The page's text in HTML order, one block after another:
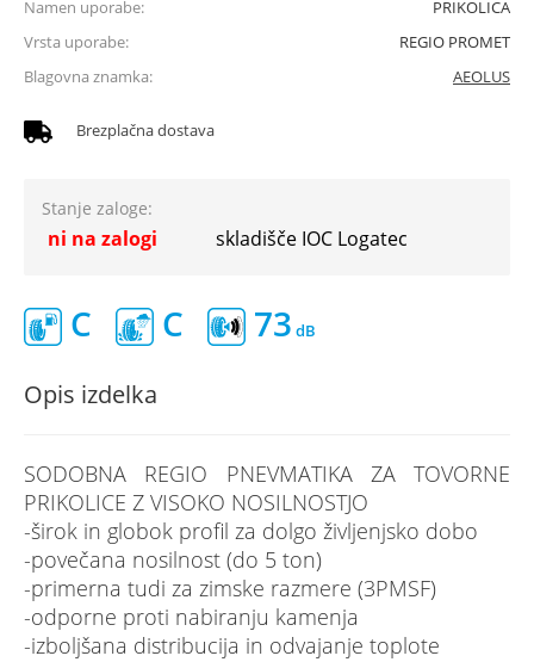
Namen uporabe:
PRIKOLICA
Vrsta uporabe:
REGIO PROMET
Blagovna znamka:
AEOLUS
Brezplačna dostava
Stanje zaloge:
ni na zalogi skladišče IOC Logatec
C C 73
Opis izdelka
SODOBNA REGIO PNEVMATIKA ZA TOVORNE
PRIKOLICE Z VISOKO NOSILNOSTJO
-širok in globok profil za dolgo življenjsko dobo
-povečana nosilnost (do 5 ton)
-primerna tudi za zimske razmere (3PMSF)
-odporne proti nabiranju kamenja
-izboljšana distribucija in odvajanje toplote